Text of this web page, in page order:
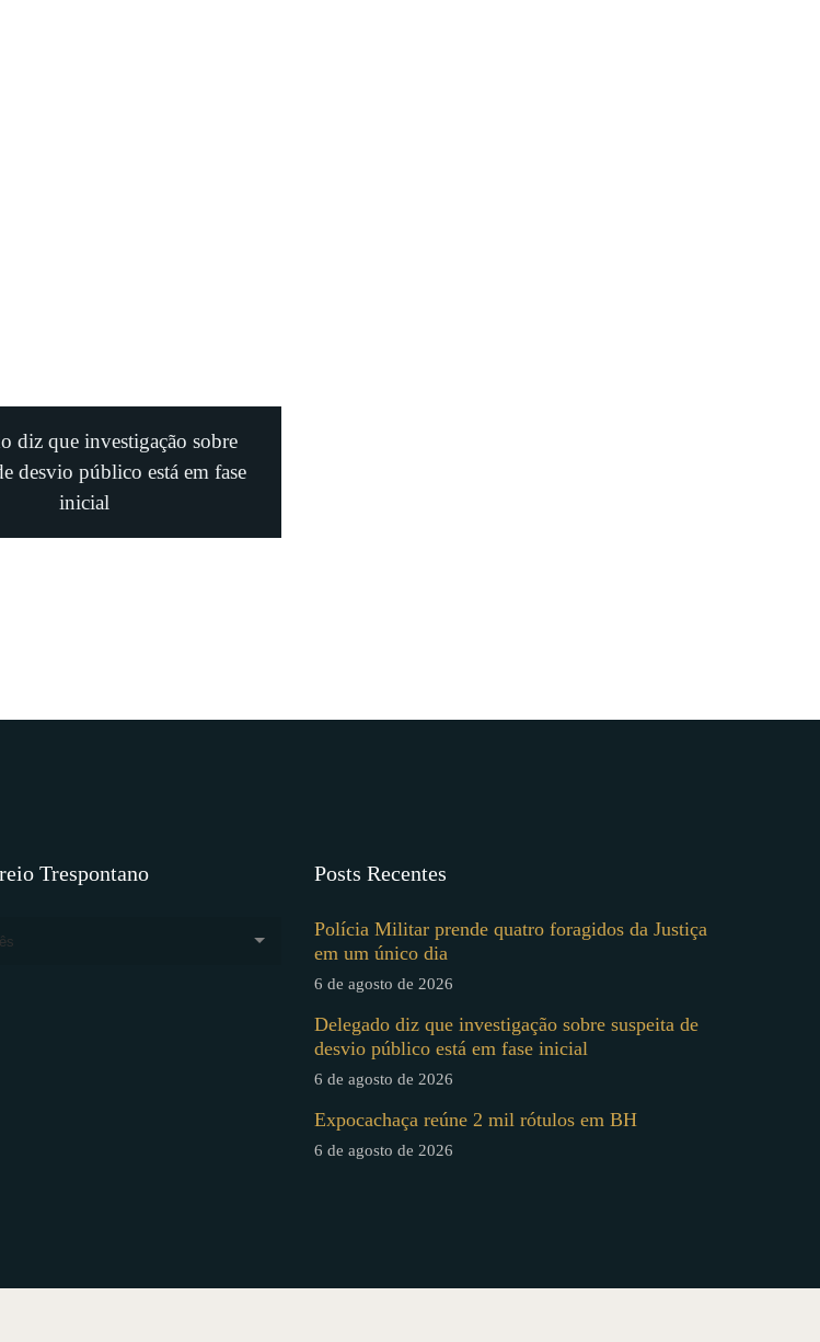
diz que investigação sobre
desvio público está em fase
inicial
Trespontano Posts Recentes
Polícia Militar prende quatro foragidos da Justiça
em um único dia
6 de agosto de 2026
Delegado diz que investigação sobre suspeita de
desvio público está em fase inicial
6 de agosto de 2026
Expocachaça reúne 2 mil rótulos em BH
6 de agosto de 2026